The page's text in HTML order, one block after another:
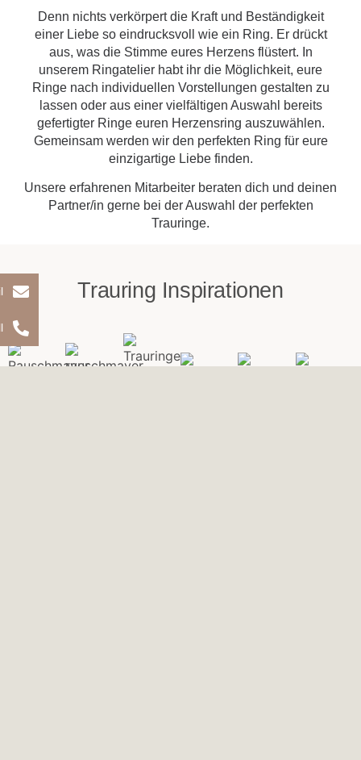
Denn nichts verkörpert die Kraft und Beständigkeit
einer Liebe so eindrucksvoll wie ein Ring. Er drückt
aus, was die Stimme eures Herzens flüstert. In
unserem Ringatelier habt ihr die Möglichkeit, eure
Ringe nach individuellen Vorstellungen gestalten zu
lassen oder aus einer vielfältigen Auswahl bereits
gefertigter Ringe euren Herzensring auszuwählen.
Gemeinsam werden wir den perfekten Ring für eure
einzigartige Liebe finden.
Unsere erfahrenen Mitarbeiter beraten dich und deinen
Partner/in gerne bei der Auswahl der perfekten
Trauringe.
Trauring Inspirationen